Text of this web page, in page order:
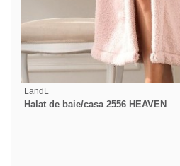
LandL
Halat de baie/casa 2556 HEAVEN